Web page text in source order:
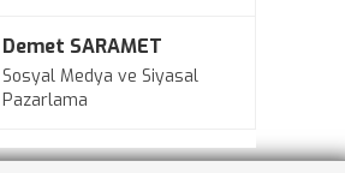
Demet SARAMET
Sosyal Medya ve Siyasal
Pazarlama